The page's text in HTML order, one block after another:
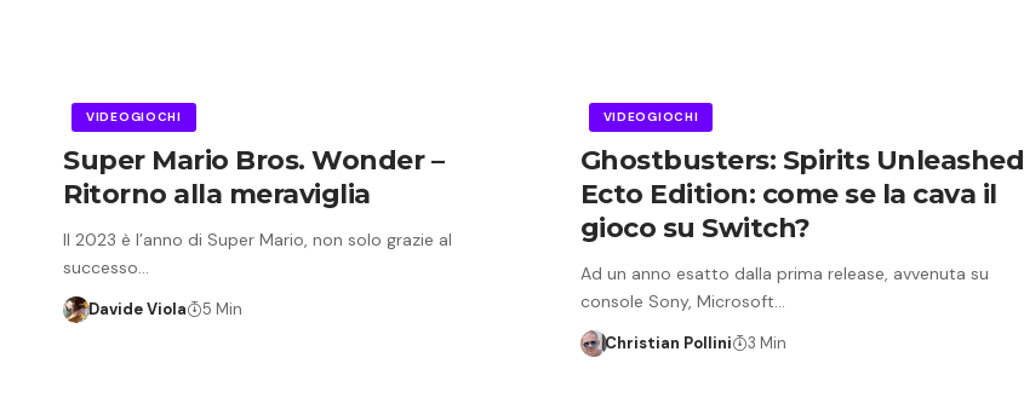
VIDEOGIOCHI
Super Mario Bros. Wonder –
Ritorno alla meraviglia
Il 2023 è l’anno di Super Mario, non solo grazie al
successo…
Davide Viola 5 Min
VIDEOGIOCHI
Ghostbusters: Spirits Unleashed
Ecto Edition: come se la cava il
gioco su Switch?
Ad un anno esatto dalla prima release, avvenuta su
console Sony, Microsoft…
Christian Pollini 3 Min